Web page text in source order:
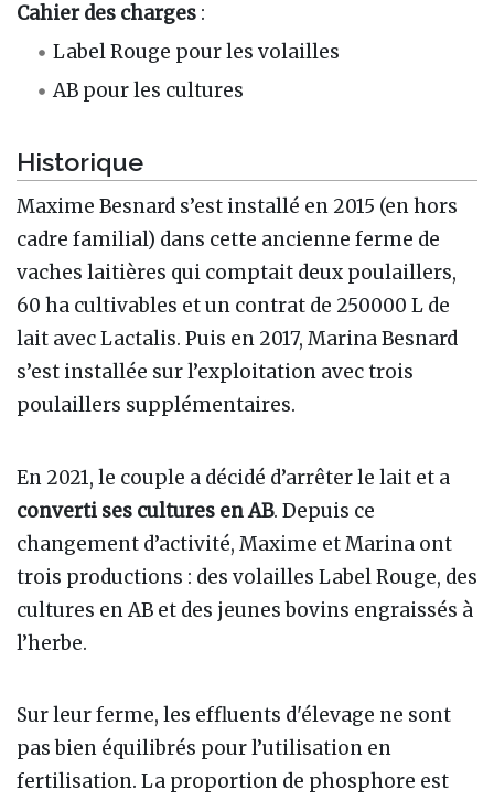
Cahier des charges :
Label Rouge pour les volailles
AB pour les cultures
Historique
Maxime Besnard s’est installé en 2015 (en hors
cadre familial) dans cette ancienne ferme de
vaches laitières qui comptait deux poulaillers,
60 ha cultivables et un contrat de 250000 L de
lait avec Lactalis. Puis en 2017, Marina Besnard
s’est installée sur l’exploitation avec trois
poulaillers supplémentaires.
En 2021, le couple a décidé d’arrêter le lait et a
converti ses cultures en AB. Depuis ce
changement d’activité, Maxime et Marina ont
trois productions : des volailles Label Rouge, des
cultures en AB et des jeunes bovins engraissés à
l’herbe.
Sur leur ferme, les effluents d'élevage ne sont
pas bien équilibrés pour l’utilisation en
fertilisation. La proportion de phosphore est